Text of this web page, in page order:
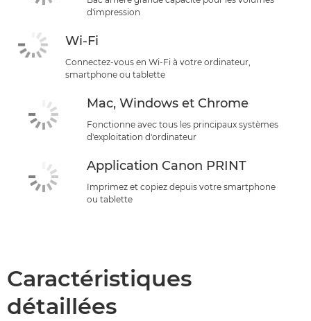
d'impression
Wi-Fi
Connectez-vous en Wi-Fi à votre ordinateur,
smartphone ou tablette
Mac, Windows et Chrome
Fonctionne avec tous les principaux systèmes
d'exploitation d'ordinateur
Application Canon PRINT
Imprimez et copiez depuis votre smartphone
ou tablette
Caractéristiques
détaillées